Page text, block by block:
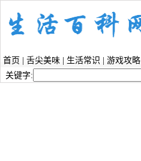
首页 舌尖美味 生活常识 游戏攻略
关键字: